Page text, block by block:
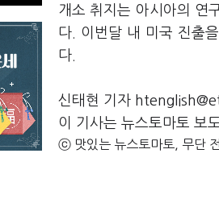
개소 취지는 아시아의 연
다. 이번달 내 미국 진출
다.
신태현 기자
이 기사는 뉴스토마토 보
ⓒ 맛있는 뉴스토마토, 무단